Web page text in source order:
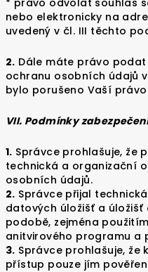
* právo odvolat souhlas
nebo elektronicky na
uvedený v čl. III těchto
2. Dále máte právo
ochranu osobních údajů
bylo porušeno Vaší
VII. Podmínky
1. Správce prohlašuje, že
technická a organizační
osobních údajů.
2. Správce přijal
datových úložišť a
podobě, zejména
anitvirového programu a
3. Správce prohlašuje, že
přístup pouze jím